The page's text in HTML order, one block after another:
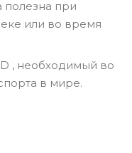
полезна при
или во время
, необходимый во
в мире.